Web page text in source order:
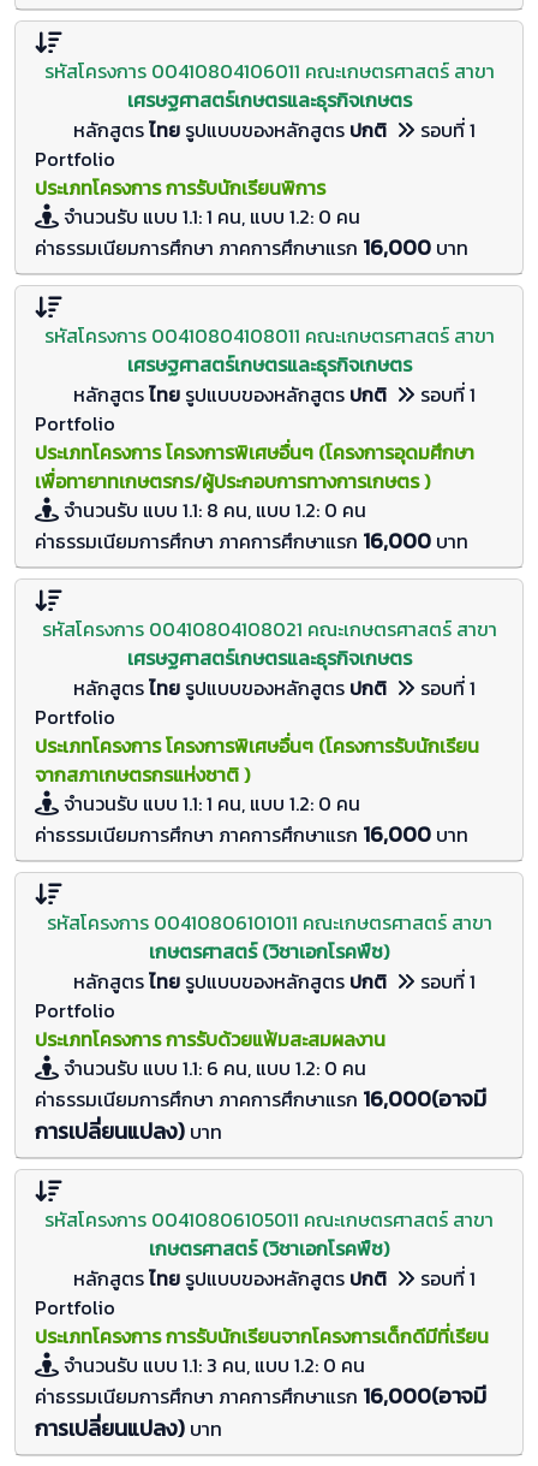
รหัสโครงการ 00410804106011 คณะเกษตรศาสตร์ สาขา
เศรษฐศาสตร์เกษตรและธุรกิจเกษตร
หลักสูตรไทย รูปแบบของหลักสูตร ปกติ
รอบที่ 1
Portfolio
ประเภทโครงการ การรับนักเรียนพิการ
จำนวนรับ แบบ 1.1: 1 คน, แบบ 1.2: 0 คน
ค่าธรรมเนียมการศึกษา ภาคการศึกษาแรก 16,000 บาท
รหัสโครงการ 00410804108011 คณะเกษตรศาสตร์ สาขา
เศรษฐศาสตร์เกษตรและธุรกิจเกษตร
หลักสูตรไทย รูปแบบของหลักสูตร ปกติ
รอบที่ 1
Portfolio
ประเภทโครงการ โครงการพิเศษอื่นๆ (โครงการอุดมศึกษา
เพื่อทายาทเกษตรกร/ผู้ประกอบการทางการเกษตร )
จำนวนรับ แบบ 1.1: 8 คน, แบบ 1.2: 0 คน
ค่าธรรมเนียมการศึกษา ภาคการศึกษาแรก 16,000 บาท
รหัสโครงการ 00410804108021 คณะเกษตรศาสตร์ สาขา
เศรษฐศาสตร์เกษตรและธุรกิจเกษตร
หลักสูตรไทย รูปแบบของหลักสูตร ปกติ
รอบที่ 1
Portfolio
ประเภทโครงการ โครงการพิเศษอื่นๆ (โครงการรับนักเรียน
จากสภาเกษตรกรแห่งชาติ )
จำนวนรับ แบบ 1.1: 1 คน, แบบ 1.2: 0 คน
ค่าธรรมเนียมการศึกษา ภาคการศึกษาแรก 16,000 บาท
รหัสโครงการ 00410806101011 คณะเกษตรศาสตร์ สาขา
เกษตรศาสตร์ (วิชาเอกโรคพืช)
หลักสูตรไทย รูปแบบของหลักสูตร ปกติ
รอบที่ 1
Portfolio
ประเภทโครงการ การรับด้วยแฟ้มสะสมผลงาน
จำนวนรับ แบบ 1.1: 6 คน, แบบ 1.2: 0 คน
ค่าธรรมเนียมการศึกษา ภาคการศึกษาแรก 16,000(อาจมี
การเปลี่ยนแปลง) บาท
รหัสโครงการ 00410806105011 คณะเกษตรศาสตร์ สาขา
เกษตรศาสตร์ (วิชาเอกโรคพืช)
หลักสูตรไทย รูปแบบของหลักสูตร ปกติ
รอบที่ 1
Portfolio
ประเภทโครงการ การรับนักเรียนจากโครงการเด็กดีมีที่เรียน
จำนวนรับ แบบ 1.1: 3 คน, แบบ 1.2: 0 คน
ค่าธรรมเนียมการศึกษา ภาคการศึกษาแรก 16,000(อาจมี
การเปลี่ยนแปลง) บาท